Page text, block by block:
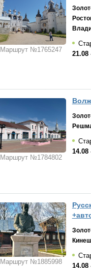
Маршрут №1765247
21.08
Маршрут №1784802
14.08
Маршрут №1885998
14.08